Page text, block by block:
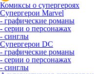
Комиксы о супергероях
Супергерои Marvel
- графические романы
- серии о персонажах
- синглы
Супергерои DC
- графические романы
- серии о персонажах
- синглы